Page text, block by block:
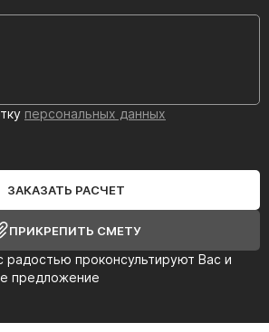
радостью проконсультируют Вас и
предложение
персональных данных
ЗАКАЗАТЬ РАСЧЕТ
ПРИКРЕПИТЬ СМЕТУ